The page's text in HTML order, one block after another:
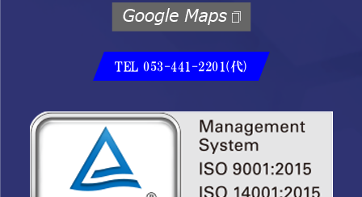
TEL 053-441-2201(代)